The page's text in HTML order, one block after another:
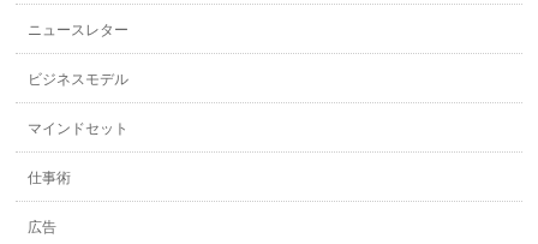
ニュースレター
ビジネスモデル
マインドセット
仕事術
広告